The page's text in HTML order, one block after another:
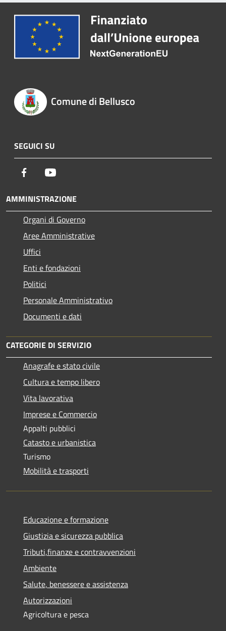
Comune di Bellusco
SEGUICI SU
Facebook
AMMINISTRAZIONE
Organi di Governo
Aree Amministrative
Uffici
Enti e fondazioni
Politici
Personale Amministrativo
Documenti e dati
CATEGORIE DI SERVIZIO
Anagrafe e stato civile
Cultura e tempo libero
Vita lavorativa
Imprese e Commercio
Appalti pubblici
Catasto e urbanistica
Turismo
Mobilità e trasporti
Educazione e formazione
Giustizia e sicurezza pubblica
Tributi,finanze e contravvenzioni
Ambiente
Salute, benessere e assistenza
Autorizzazioni
Agricoltura e pesca